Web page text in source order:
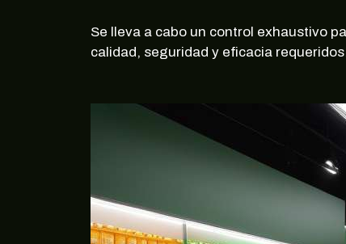
Se lleva a cabo un control exhaustivo
calidad, seguridad y eficacia